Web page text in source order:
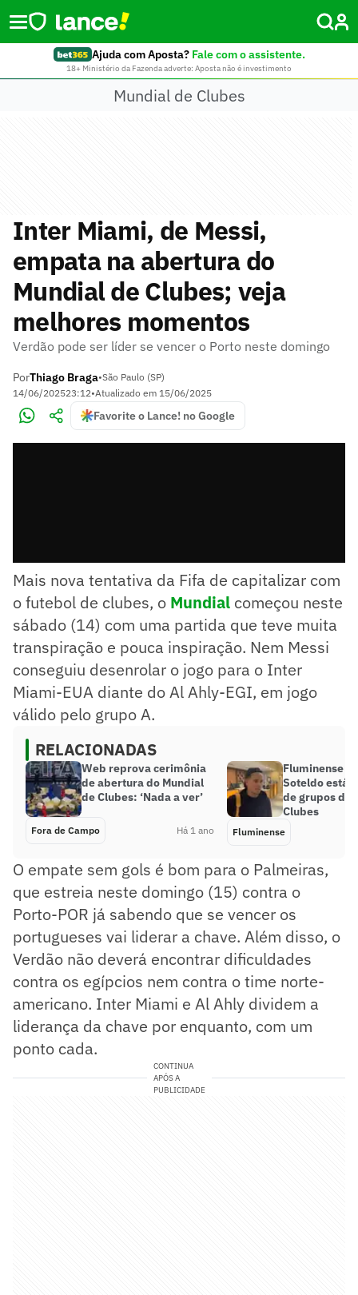
Ajuda com Aposta? Fale com o assistente.
18+ Ministério da Fazenda adverte: Aposta não é investimento
Mundial de Clubes
Inter Miami, de Messi,
empata na abertura do
Mundial de Clubes; veja
melhores momentos
Verdão pode ser líder se vencer o Porto neste domingo
PorThiago Braga•São Paulo (SP)
14/06/202523:12•Atualizado em 15/06/2025
Favorite o Lance! no Google
Mais nova tentativa da Fifa de capitalizar com
o futebol de clubes, o Mundial começou neste
sábado (14) com uma partida que teve muita
transpiração e pouca inspiração. Nem Messi
conseguiu desenrolar o jogo para o Inter
Miami-EUA diante do Al Ahly-EGI, em jogo
válido pelo grupo A.
RELACIONADAS
Web reprova cerimônia
de abertura do Mundial
de Clubes: ‘Nada a ver’
Fora de Campo Há 1 ano
Fluminense
Soteldo está
de grupos do
Clubes
Fluminense
O empate sem gols é bom para o Palmeiras,
que estreia neste domingo (15) contra o
Porto-POR já sabendo que se vencer os
portugueses vai liderar a chave. Além disso, o
Verdão não deverá encontrar dificuldades
contra os egípcios nem contra o time norte-
americano. Inter Miami e Al Ahly dividem a
liderança da chave por enquanto, com um
ponto cada.
CONTINUA
APÓS A
PUBLICIDADE